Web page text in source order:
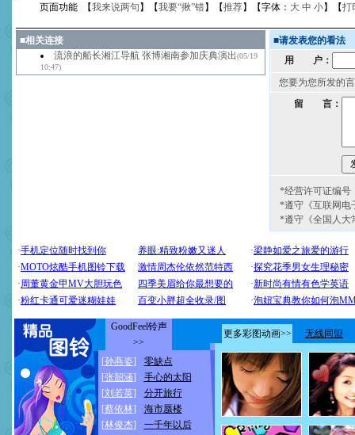
页面功能 【我来说两句 】【我要“揪”错】【推荐】【字体： 大 中 小】【打
■相关连接
流浪的船长湘江导航 张博湘南参加庆典演出(05/19
10:47)
■请发表您的看法
用 户：
您要为您所发的
留 言：
*经营许可证编号
*遵守《互联网电
*遵守《全国人大